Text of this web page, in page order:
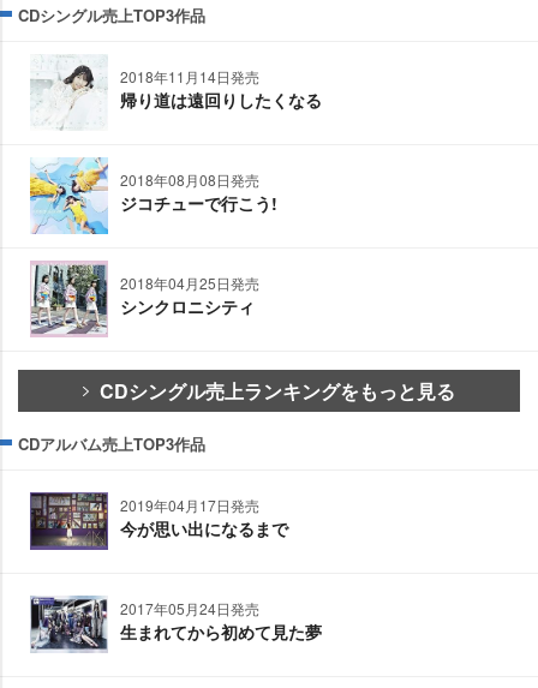
CDシングル売上TOP3作品
2018年11月14日発売
帰り道は遠回りしたくなる
2018年08月08日発売
ジコチューで行こう!
2018年04月25日発売
シンクロニシティ
CDシングル売上ランキングをもっと見る
CDアルバム売上TOP3作品
2019年04月17日発売
今が思い出になるまで
2017年05月24日発売
生まれてから初めて見た夢